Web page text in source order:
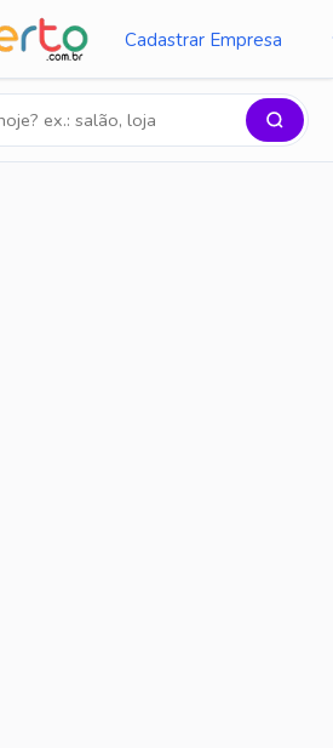
Cadastrar Empresa